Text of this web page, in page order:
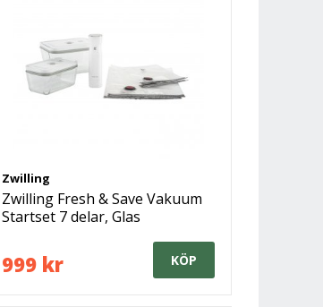
Zwilling
Zwilling Fresh & Save Vakuum
Startset 7 delar, Glas
999 kr KÖP